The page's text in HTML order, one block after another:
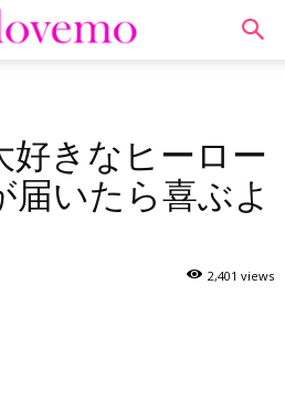
好きなヒーロー
届いたら喜ぶよ
2,401 views